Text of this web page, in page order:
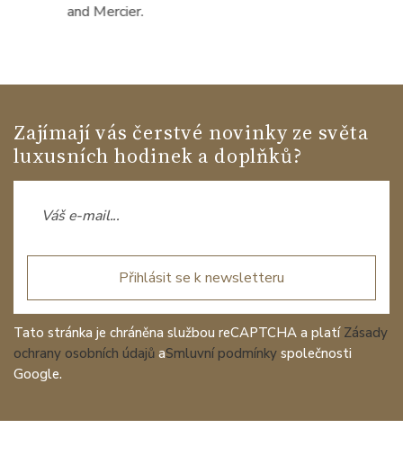
and Mercier.
Zajímají vás čerstvé novinky ze světa
luxusních hodinek a doplňků?
Přihlásit se k newsletteru
Tato stránka je chráněna službou reCAPTCHA a platí Zásady
ochrany osobních údajů aSmluvní podmínky společnosti
Google.